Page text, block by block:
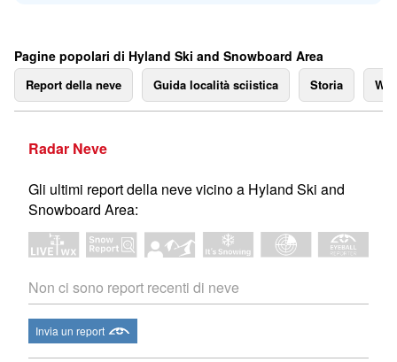
Pagine popolari di Hyland Ski and Snowboard Area
Report della neve Guida località sciistica Storia
Radar Neve
Gli ultimi report della neve vicino a Hyland Ski and
Snowboard Area:
Non ci sono report recenti di neve
Invia un report